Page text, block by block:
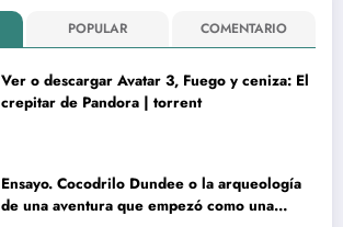
POPULAR COMENTARIO
Ver o descargar Avatar 3, Fuego y ceniza: El
crepitar de Pandora | torrent
Ensayo. Cocodrilo Dundee o la arqueología
de una aventura que empezó como una